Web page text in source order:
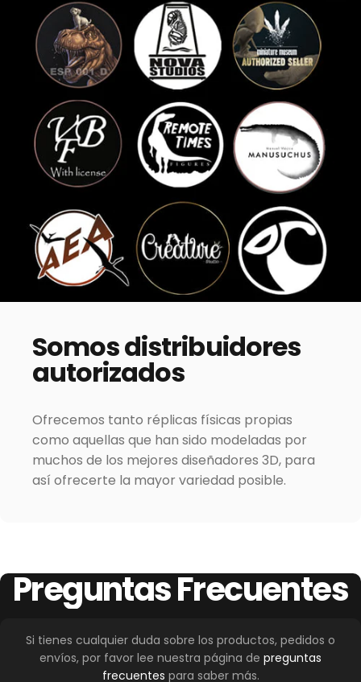
Somosdistribuidores
autorizados
Ofrecemos tanto réplicas físicas propias
como aquellas que han sido modeladas por
muchos de los mejores diseñadores 3D, para
así ofrecerte la mayor variedad posible.
PreguntasFrecuentes
Si tienes cualquier duda sobre los productos, pedidos o
envíos, por favor lee nuestra página de preguntas
frecuentes para saber más.